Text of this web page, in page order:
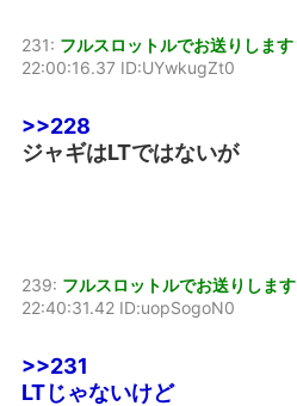
231: フルスロットルでお送りします
22:00:16.37 ID:UYwkugZt0
>>228
ジャギはLTではないが
239: フルスロットルでお送りします
22:40:31.42 ID:uopSogoN0
>>231
LTじゃないけど